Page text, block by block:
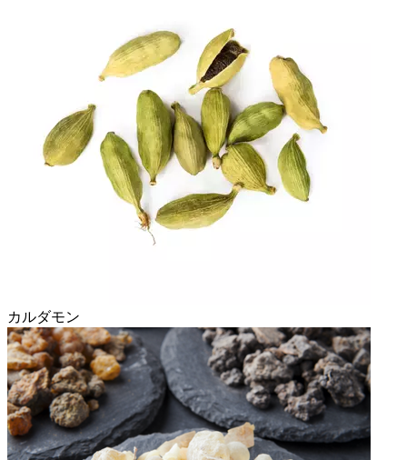
カルダモン